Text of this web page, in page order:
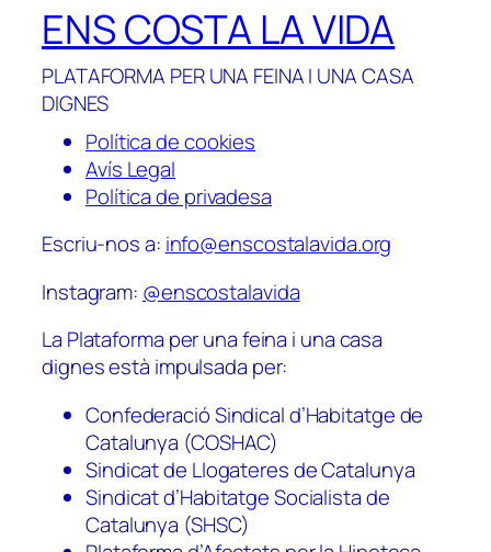
ENS COSTA LA VIDA
PLATAFORMA PER UNA FEINA I UNA CASA
DIGNES
Política de cookies
Avís Legal
Política de privadesa
Escriu-nos a: info@enscostalavida.org
Instagram: @enscostalavida
La Plataforma per una feina i una casa
dignes està impulsada per:
Confederació Sindical d’Habitatge de
Catalunya (COSHAC)
Sindicat de Llogateres de Catalunya
Sindicat d’Habitatge Socialista de
Catalunya (SHSC)